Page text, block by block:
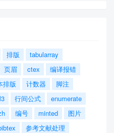
排版
tabularray
页眉 ctex
编译报错
排版 计数器
脚注
行间公式
enumerate
编号 minted
图片
参考文献处理